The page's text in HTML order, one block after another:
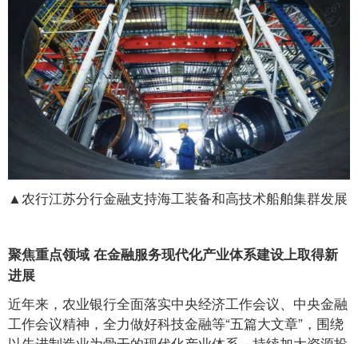
▲农行江苏分行金融支持海工装备和高技术船舶集群发展
聚焦重点领域 在金融服务现代化产业体系建设上取得新
进展
近年来，农业银行全面落实中央经济工作会议、中央金融
工作会议精神，全力做好科技金融等“五篇大文章”，围绕